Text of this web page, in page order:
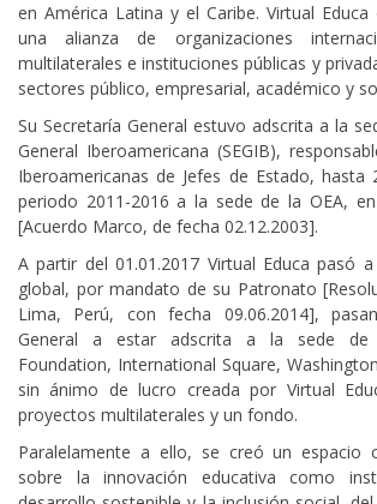
en América Latina y el Caribe. Virtual
una alianza de organizaciones
multilaterales e instituciones públicas y
sectores público, empresarial, académico y
Su Secretaría General estuvo adscrita a la
General Iberoamericana (SEGIB),
Iberoamericanas de Jefes de Estado, hasta
periodo 2011-2016 a la sede de la OEA,
[Acuerdo Marco, de fecha 02.12.2003].
A partir del 01.01.2017 Virtual Educa pasó
global, por mandato de su Patronato
Lima, Perú, con fecha 09.06.2014],
General a estar adscrita a la sede de
Foundation, International Square,
sin ánimo de lucro creada por Virtual
proyectos multilaterales y un fondo.
Paralelamente a ello, se creó un espacio
sobre la innovación educativa como